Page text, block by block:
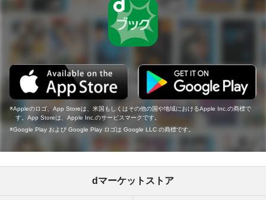
Appleのロゴ、App Storeは、米国もしくはその他の国や地域におけるApple Inc.の商標で
す。App Storeは、Apple Inc.のサービスマークです。
Google Play および Google Play ロゴは Google LLC の商標です。
dマーケットストア